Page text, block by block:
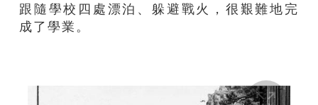
跟隨學校四處漂泊、躲避戰火， 很艱難地完
成了學業。